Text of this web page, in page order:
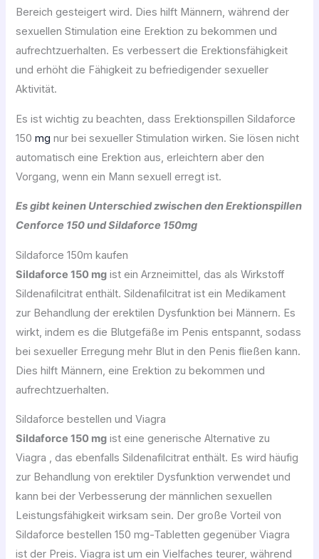
Bereich gesteigert wird. Dies hilft Männern, während der
sexuellen Stimulation eine Erektion zu bekommen und
aufrechtzuerhalten. Es verbessert die Erektionsfähigkeit
und erhöht die Fähigkeit zu befriedigender sexueller
Aktivität.
Es ist wichtig zu beachten, dass Erektionspillen Sildaforce
150mg nur bei sexueller Stimulation wirken. Sie lösen nicht
automatisch eine Erektion aus, erleichtern aber den
Vorgang, wenn ein Mann sexuell erregt ist.
Es gibt keinen Unterschied zwischen den Erektionspillen
Cenforce 150 und Sildaforce 150mg
Sildaforce 150m kaufen
Sildaforce 150 mg ist ein Arzneimittel, das als Wirkstoff
Sildenafilcitrat enthält. Sildenafilcitrat ist ein Medikament
zur Behandlung der erektilen Dysfunktion bei Männern. Es
wirkt, indem es die Blutgefäße im Penis entspannt, sodass
bei sexueller Erregung mehr Blut in den Penis fließen kann.
Dies hilft Männern, eine Erektion zu bekommen und
aufrechtzuerhalten.
Sildaforce bestellen und Viagra
Sildaforce 150 mg ist eine generischeAlternative zu
Viagra , das ebenfalls Sildenafilcitrat enthält. Es wird häufig
zur Behandlung von erektiler Dysfunktion verwendet und
kann bei der Verbesserung der männlichen sexuellen
Leistungsfähigkeit wirksam sein. Der große Vorteil von
Sildaforce bestellen 150 mg-Tabletten gegenüber Viagra
ist der Preis. Viagra ist um ein Vielfaches teurer, während